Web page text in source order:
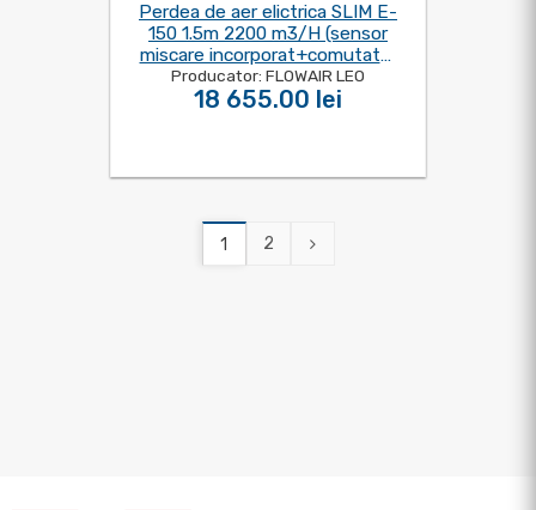
Perdea de aer elictrica SLIM E-
150 1.5m 2200 m3/H (sensor
miscare incorporat+comutator
de comanda)
Producator: FLOWAIR LEO
18 655.00 lei
1 2